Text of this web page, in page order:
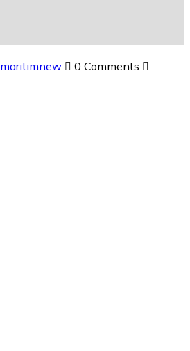
maritimnew
0 Comments